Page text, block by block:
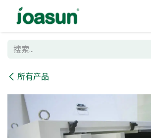
跳至内容
所有产品